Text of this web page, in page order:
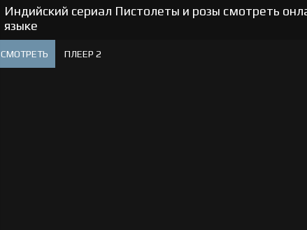
Индийский сериал Пистолеты и розы смотреть
языке
СМОТРЕТЬ ПЛЕЕР 2